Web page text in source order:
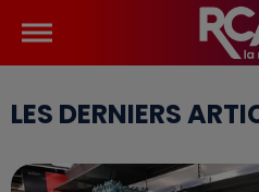
LES DERNIERS